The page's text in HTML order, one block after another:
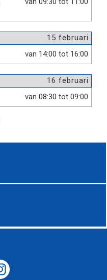
15 februari
van 14:00 tot 16:00
16 februari
van 08:30 tot 09:00